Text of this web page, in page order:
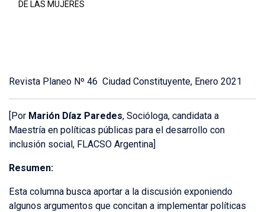
DE LAS MUJERES
Revista Planeo Nº 46 Ciudad Constituyente, Enero 2021
[Por Marión Díaz Paredes, Socióloga, candidata a
Maestría en políticas públicas para el desarrollo con
inclusión social, FLACSO Argentina]
Resumen:
Esta columna busca aportar a la discusión exponiendo
algunos argumentos que concitan a implementar políticas